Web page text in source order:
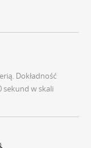
Dokładność
sekund w skali